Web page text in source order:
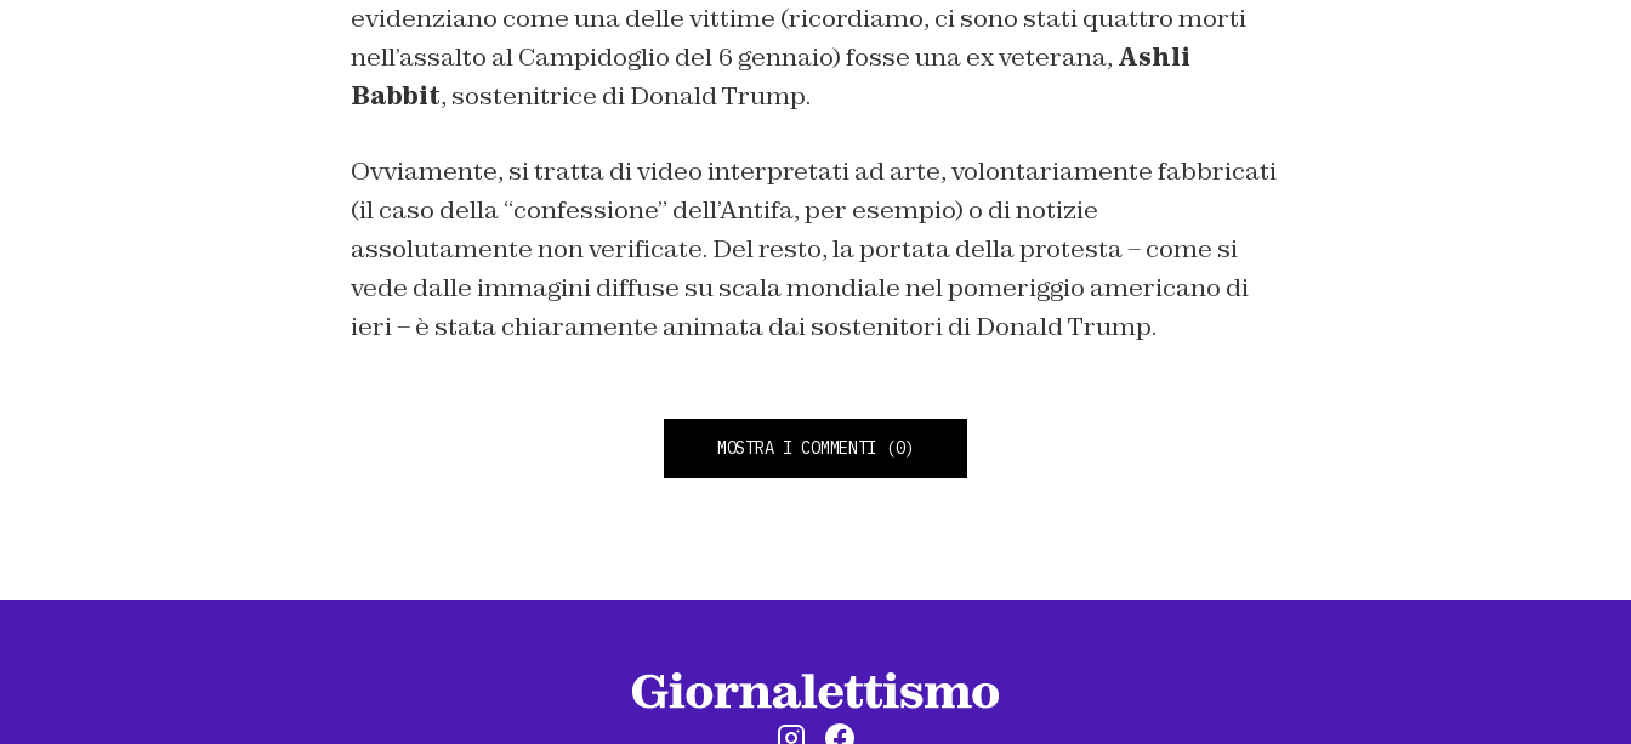
evidenziano come una delle vittime (ricordiamo, ci sono stati quattro morti
nell’assalto al Campidoglio del 6 gennaio) fosse una ex veterana, Ashli
Babbit, sostenitrice di Donald Trump.
Ovviamente, si tratta di video interpretati ad arte, volontariamente fabbricati
(il caso della “confessione” dell’Antifa, per esempio) o di notizie
assolutamente non verificate. Del resto, la portata della protesta – come si
vede dalle immagini diffuse su scala mondiale nel pomeriggio americano di
ieri – è stata chiaramente animata dai sostenitori di Donald Trump.
MOSTRA I COMMENTI (0)